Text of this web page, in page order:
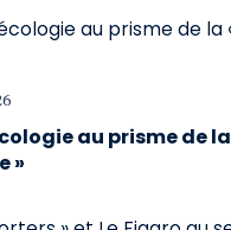
au prisme de la
»